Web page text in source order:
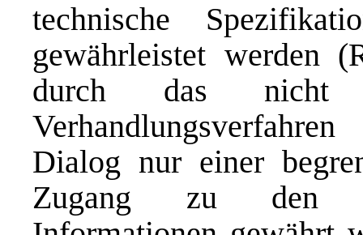
technische
gewährleistet werden
durch das nicht
Dialog nur einer
Zugang zu den